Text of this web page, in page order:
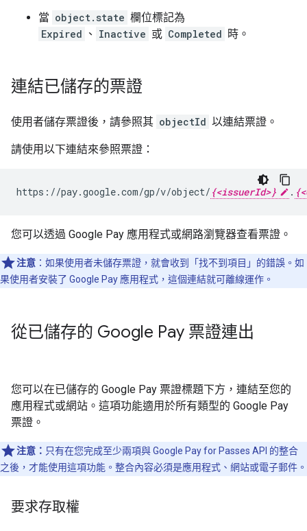
當 object.state 欄位標記為
Expired 、 Inactive 或 Completed 時。
連結已儲存的票證
使用者儲存票證後，請參照其 objectId 以連結票證。
請使用以下連結來參照票證：
https://pay.google.com/gp/v/object/ {<issuerId>} .
您可以透過 Google Pay 應用程式或網路瀏覽器查看票證。
注意 ：如果使用者未儲存票證，就會收到「找不到項目」的錯誤。如
果使用者安裝了 Google Pay 應用程式，這個連結就可離線運作。
從已儲存的 Google Pay 票證連出
您可以在已儲存的 Google Pay 票證標題下方，連結至您的
應用程式或網站。這項功能適用於所有類型的 Google Pay
票證。
注意： 只有在您完成至少兩項與 Google Pay for Passes API 的整合
之後，才能使用這項功能。整合內容必須是應用程式、網站或電子郵件。
要求存取權